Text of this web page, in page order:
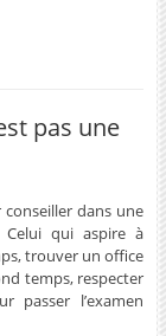
pas une
dans une
Celui qui aspire à
trouver un office
temps, respecter
passer l’examen